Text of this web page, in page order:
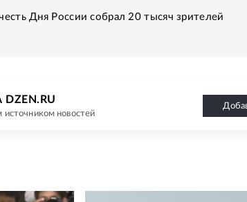
Дня России собрал 20 тысяч зрителей
новостей